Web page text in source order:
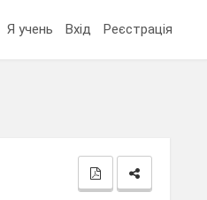
Я учень Вхід Реєстрація